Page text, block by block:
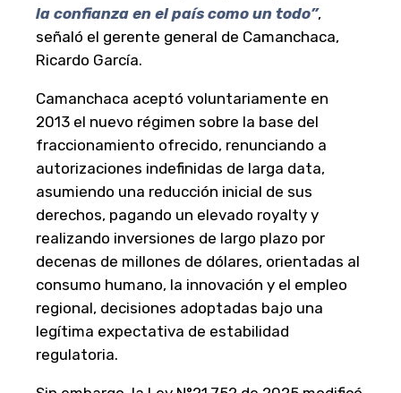
la confianza en el país como un todo”,
señaló el gerente general de Camanchaca,
Ricardo García.
Camanchaca aceptó voluntariamente en
2013 el nuevo régimen sobre la base del
fraccionamiento ofrecido, renunciando a
autorizaciones indefinidas de larga data,
asumiendo una reducción inicial de sus
derechos, pagando un elevado royalty y
realizando inversiones de largo plazo por
decenas de millones de dólares, orientadas al
consumo humano, la innovación y el empleo
regional, decisiones adoptadas bajo una
legítima expectativa de estabilidad
regulatoria.